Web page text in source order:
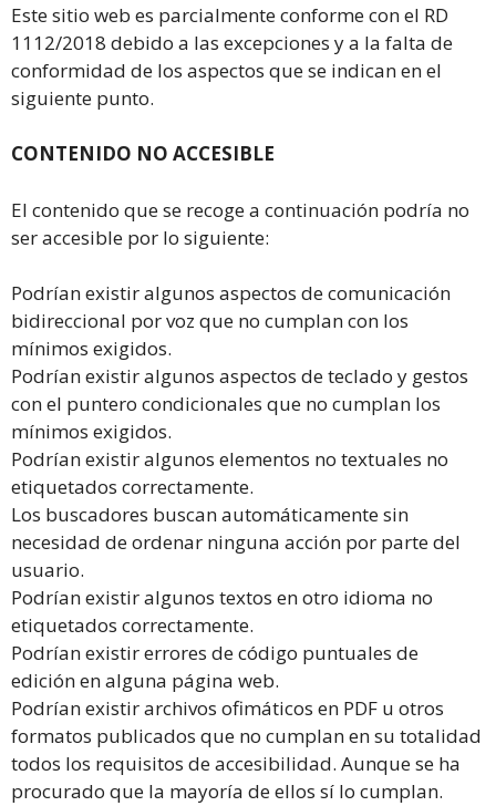
Este sitio web es parcialmente conforme con el RD
1112/2018 debido a las excepciones y a la falta de
conformidad de los aspectos que se indican en el
siguiente punto.
CONTENIDO NO ACCESIBLE
El contenido que se recoge a continuación podría no
ser accesible por lo siguiente:
Podrían existir algunos aspectos de comunicación
bidireccional por voz que no cumplan con los
mínimos exigidos.
Podrían existir algunos aspectos de teclado y gestos
con el puntero condicionales que no cumplan los
mínimos exigidos.
Podrían existir algunos elementos no textuales no
etiquetados correctamente.
Los buscadores buscan automáticamente sin
necesidad de ordenar ninguna acción por parte del
usuario.
Podrían existir algunos textos en otro idioma no
etiquetados correctamente.
Podrían existir errores de código puntuales de
edición en alguna página web.
Podrían existir archivos ofimáticos en PDF u otros
formatos publicados que no cumplan en su totalidad
todos los requisitos de accesibilidad. Aunque se ha
procurado que la mayoría de ellos sí lo cumplan.